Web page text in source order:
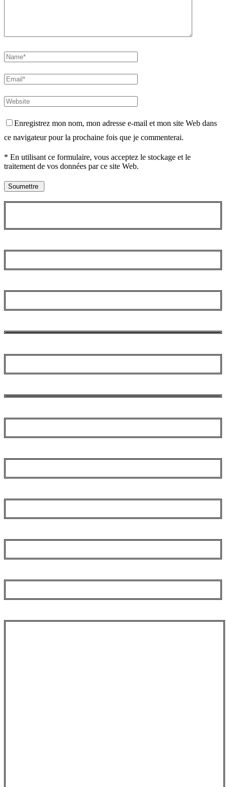
Enregistrez mon nom, mon adresse e-mail et mon site Web dans
ce navigateur pour la prochaine fois que je commenterai.
* En utilisant ce formulaire, vous acceptez le stockage et le
traitement de vos données par ce site Web.